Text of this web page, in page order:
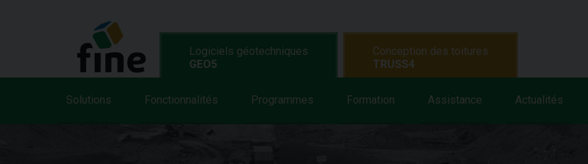
Logiciels géotechniques
GEO5
Solutions Fonctionnalités Programmes Formation Assistance Actualités
Conception des toitures
TRUSS4